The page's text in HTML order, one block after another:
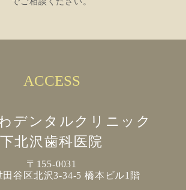
ACCESS
デンタルクリニック
下北沢歯科医院
〒155-0031
田谷区北沢3-34-5 橋本ビル1階